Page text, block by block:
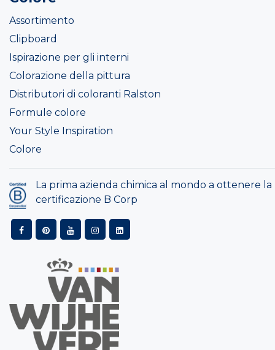
Assortimento
Clipboard
Ispirazione per gli interni
Colorazione della pittura
Distributori di coloranti Ralston
Formule colore
Your Style Inspiration
Colore
La prima azienda chimica al mondo a ottenere la
certificazione B Corp